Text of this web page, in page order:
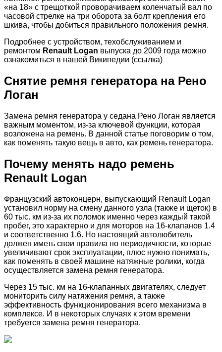
«на 18» с трещоткой проворачиваем коленчатый вал по
часовой стрелке на три оборота за болт крепления его
шкива, чтобы добиться правильного положения ремня.
Подробнее с устройством, техобслуживанием и
ремонтом Renault Logan выпуска до 2009 года можно
ознакомиться в нашей Википедии (ссылка)
Снятие ремня генератора на Рено
Логан
Замена ремня генератора у седана Рено Логан является
важным моментом, из-за ключевой функции, которая
возложена на ремень. В данной статье поговорим о том,
как поменять такую вещь в авто, как ремень генератора.
Почему менять надо ремень
Renault Logan
Французский автоконцерн, выпускающий Renault Logan
установил норму на смену данного узла (также и щеток) в
60 тыс. км из-за их поломок именно через каждый такой
пробег, это характерно и для моторов на 16-клапанов 1.4
и соответственно 1.6. Но настоящий автолюбитель
должен иметь свои правила по периодичности, которые
увеличивают срок эксплуатации, плюс нужно понимать,
как поменять в своей машине натяжные ролики, когда
осуществляется замена ремня генератора.
Через 15 тыс. км на 16-клапанных двигателях, следует
мониторить силу натяжения ремня, а также
эффективность функционирования всего механизма в
комплексе. И в некоторых случаях к этом времени
требуется замена ремня генератора.